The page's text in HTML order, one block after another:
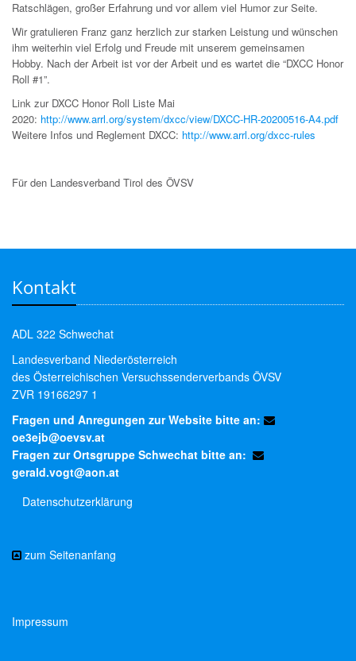
Ratschlägen, großer Erfahrung und vor allem viel Humor zur Seite.
Wir gratulieren Franz ganz herzlich zur starken Leistung und wünschen
ihm weiterhin viel Erfolg und Freude mit unserem gemeinsamen
Hobby. Nach der Arbeit ist vor der Arbeit und es wartet die “DXCC Honor
Roll #1”.
Link zur DXCC Honor Roll Liste Mai
2020: http://www.arrl.org/system/dxcc/view/DXCC-HR-20200516-A4.pdf
Weitere Infos und Reglement DXCC: http://www.arrl.org/dxcc-rules
Für den Landesverband Tirol des ÖVSV
Kontakt
ADL 322 Schwechat
Landesverband Niederösterreich
des Österreichischen Versuchssenderverbands ÖVSV
ZVR 19166297 1
Fragen und Anregungen zur Website bitte an:
oe3ejb@oevsv.at
Fragen zur Ortsgruppe Schwechat bitte an:
gerald.vogt@aon.at
Datenschutzerklärung
zum Seitenanfang
Impressum